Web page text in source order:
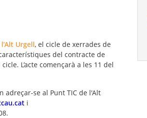
Urgell, el cicle de xerrades de
del contracte de
L’acte començarà a les 11 del
se al Punt TIC de l'Alt
i